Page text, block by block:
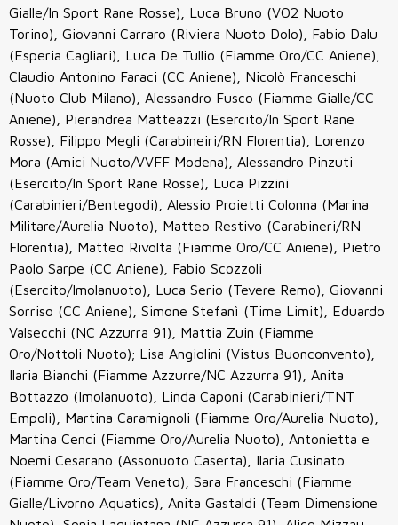
Gialle/In Sport Rane Rosse), Luca Bruno (VO2 Nuoto
Torino), Giovanni Carraro (Riviera Nuoto Dolo), Fabio Dalu
(Esperia Cagliari), Luca De Tullio (Fiamme Oro/CC Aniene),
Claudio Antonino Faraci (CC Aniene), Nicolò Franceschi
(Nuoto Club Milano), Alessandro Fusco (Fiamme Gialle/CC
Aniene), Pierandrea Matteazzi (Esercito/In Sport Rane
Rosse), Filippo Megli (Carabineiri/RN Florentia), Lorenzo
Mora (Amici Nuoto/VVFF Modena), Alessandro Pinzuti
(Esercito/In Sport Rane Rosse), Luca Pizzini
(Carabinieri/Bentegodi), Alessio Proietti Colonna (Marina
Militare/Aurelia Nuoto), Matteo Restivo (Carabineri/RN
Florentia), Matteo Rivolta (Fiamme Oro/CC Aniene), Pietro
Paolo Sarpe (CC Aniene), Fabio Scozzoli
(Esercito/Imolanuoto), Luca Serio (Tevere Remo), Giovanni
Sorriso (CC Aniene), Simone Stefanì (Time Limit), Eduardo
Valsecchi (NC Azzurra 91), Mattia Zuin (Fiamme
Oro/Nottoli Nuoto); Lisa Angiolini (Vistus Buonconvento),
Ilaria Bianchi (Fiamme Azzurre/NC Azzurra 91), Anita
Bottazzo (Imolanuoto), Linda Caponi (Carabinieri/TNT
Empoli), Martina Caramignoli (Fiamme Oro/Aurelia Nuoto),
Martina Cenci (Fiamme Oro/Aurelia Nuoto), Antonietta e
Noemi Cesarano (Assonuoto Caserta), Ilaria Cusinato
(Fiamme Oro/Team Veneto), Sara Franceschi (Fiamme
Gialle/Livorno Aquatics), Anita Gastaldi (Team Dimensione